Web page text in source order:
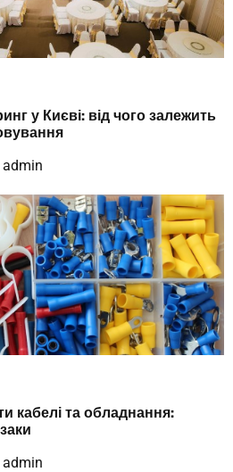
у Києві: від чого залежить
admin
кабелі та обладнання:
admin